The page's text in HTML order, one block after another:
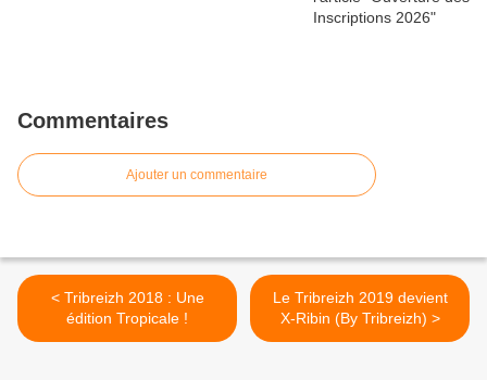
Commentaires
Ajouter un commentaire
< Tribreizh 2018 : Une
édition Tropicale !
Le Tribreizh 2019 devient
X-Ribin (By Tribreizh) >